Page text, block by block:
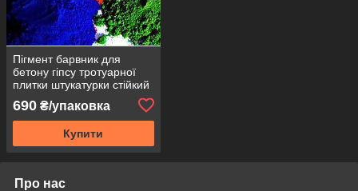
Пігмент барвник для
бетону гіпсу тротуарної
плитки штукатурки стійкий
690 ₴/упаковка
Купити
Про нас